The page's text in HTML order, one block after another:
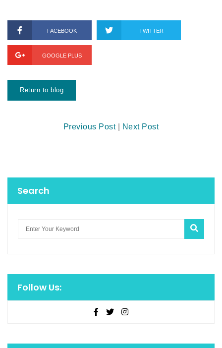
FACEBOOK TWITTER
GOOGLE PLUS
Return to blog
Previous Post| Next Post
Search
Follow Us: